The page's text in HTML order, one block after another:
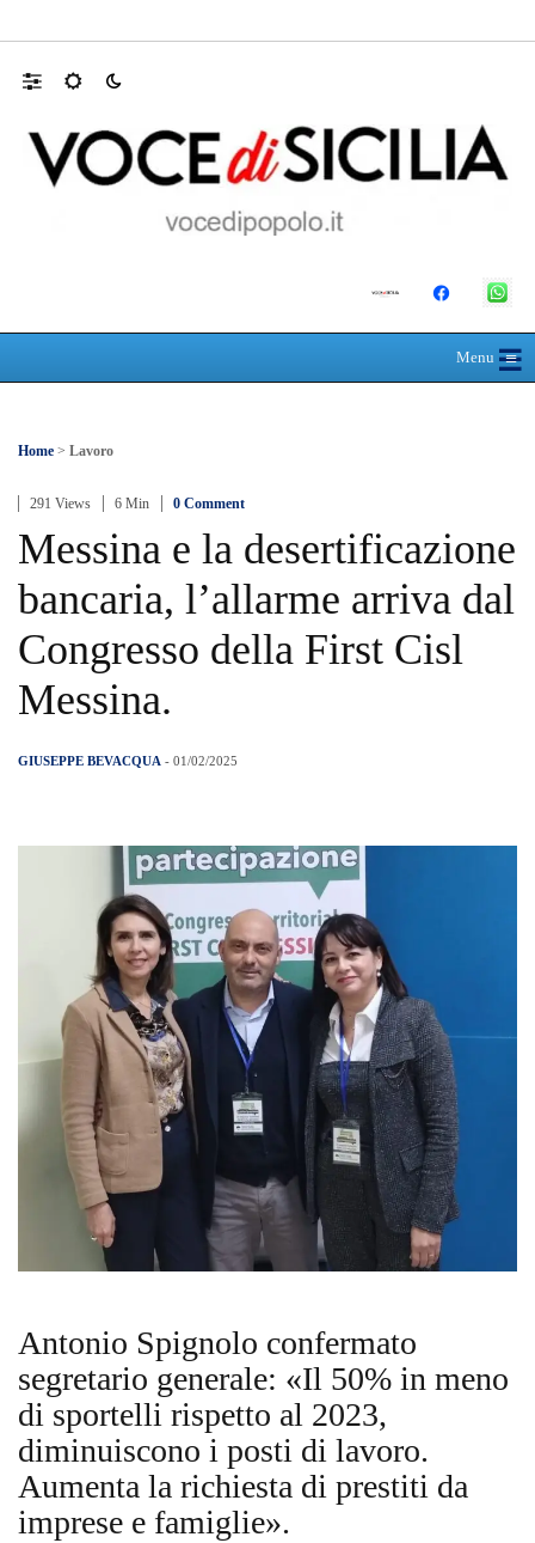
Menu≡
☰
Home > Lavoro
291 Views 6 Min 0 Comment
Messina e la desertificazione
bancaria, l’allarme arriva dal
Congresso della First Cisl
Messina.
GIUSEPPE BEVACQUA - 01/02/2025
Antonio Spignolo confermato
segretario generale: «Il 50% in meno
di sportelli rispetto al 2023,
diminuiscono i posti di lavoro.
Aumenta la richiesta di prestiti da
imprese e famiglie».